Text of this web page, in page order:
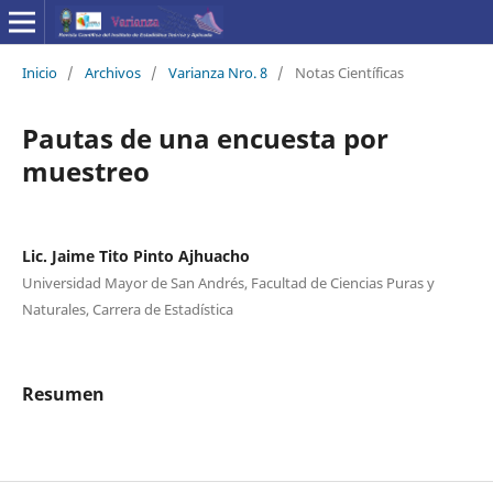
Inicio / Archivos / Varianza Nro. 8 / Notas Científicas
Pautas de una encuesta por
muestreo
Lic. Jaime Tito Pinto Ajhuacho
Universidad Mayor de San Andrés, Facultad de Ciencias Puras y
Naturales, Carrera de Estadística
Resumen